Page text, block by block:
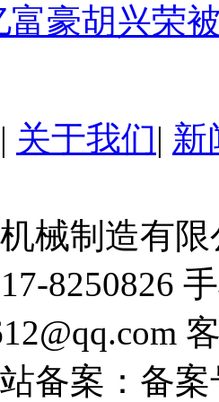
富豪胡兴荣
| 关于我们| 新
械制造有限
8250826
备案：备案